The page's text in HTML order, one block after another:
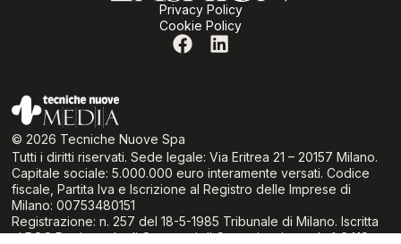
Privacy Policy
Cookie Policy
© 2026 Tecniche Nuove Spa
Tutti i diritti riservati. Sede legale: Via Eritrea 21 – 20157 Milano.
Capitale sociale: 5.000.000 euro interamente versati. Codice
fiscale, Partita Iva e Iscrizione al Registro delle Imprese di
Milano: 00753480151
Registrazione: n. 257 del 18-5-1985 Tribunale di Milano. Iscritta
al ROC Registro degli Operatori di Comunicazione al n° 6419